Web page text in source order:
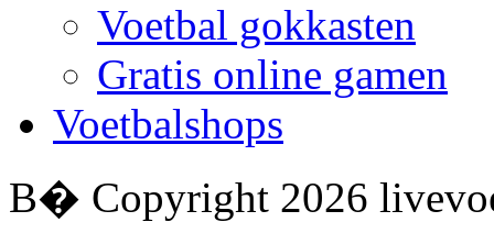
Voetbal gokkasten
Gratis online gamen
Voetbalshops
В� Copyright 2026